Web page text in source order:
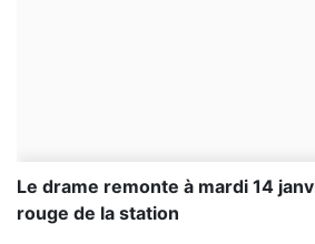
Le drame remonte à mardi 14
rouge de la station